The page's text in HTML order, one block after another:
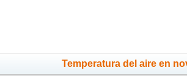
Temperatura del aire en